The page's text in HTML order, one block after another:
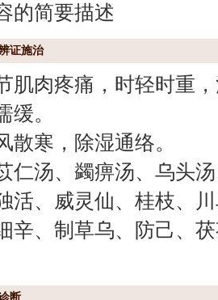
的简要描述
证施治
肌肉疼痛，时轻时重
缓。
寒，除湿通络。
汤、蠲痹汤、乌头汤
活、威灵仙、桂枝、
辛、制草乌、防己、
断